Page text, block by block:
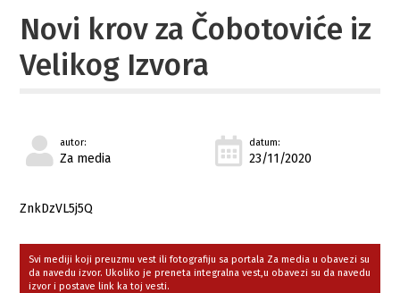
Novi krov za Čobotoviće iz
Velikog Izvora
autor:
Za media
datum:
23/11/2020
ZnkDzVL5j5Q
Svi mediji koji preuzmu vest ili fotografiju sa portala Za media u obavezi su
da navedu izvor. Ukoliko je preneta integralna vest,u obavezi su da navedu
izvor i postave link ka toj vesti.